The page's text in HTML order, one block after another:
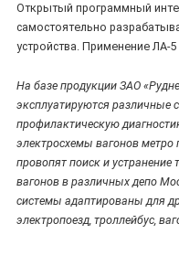
Открытый программный
самостоятельно
устройства. Применение ЛА-5
На базе продукции ЗАО
эксплуатируются
профилактическую
электросхемы вагонов метро
провопят поиск и
вагонов в различных депо
системы адаптированы для
электропоезд, троллейбус,